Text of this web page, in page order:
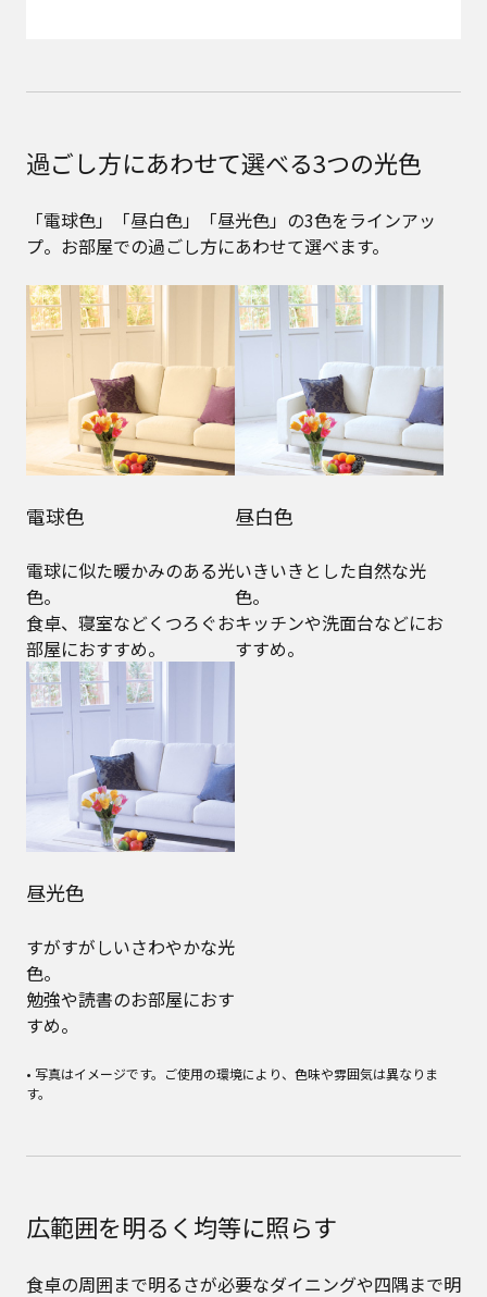
過ごし方にあわせて選べる3つの光色
「電球色」「昼白色」「昼光色」の3色をラインアッ
プ。お部屋での過ごし方にあわせて選べます。
電球色
電球に似た暖かみのある光
色。
食卓、寝室などくつろぐお
部屋におすすめ。
昼白色
いきいきとした自然な光
色。
キッチンや洗面台などにお
すすめ。
昼光色
すがすがしいさわやかな光
色。
勉強や読書のお部屋におす
すめ。
• 写真はイメージです。ご使用の環境により、色味や雰囲気は異なりま
す。
広範囲を明るく均等に照らす
食卓の周囲まで明るさが必要なダイニングや四隅まで明